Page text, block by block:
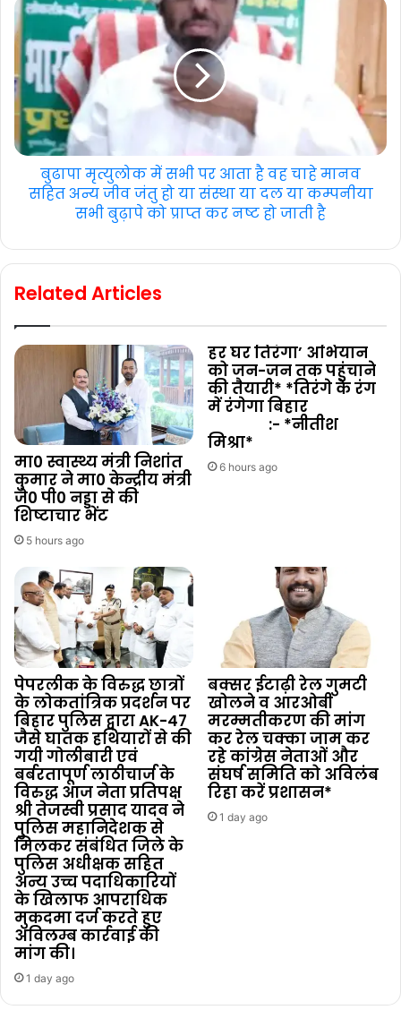
बुढापा मृत्युलोक में सभी पर आता है वह चाहे मानव
सहित अन्य जीव जंतु हो या संस्था या दल या कम्पनीया
सभी बुढ़ापे को प्राप्त कर नष्ट हो जाती है
Related Articles
मा0 स्वास्थ्य मंत्री निशांत
कुमार ने मा0 केन्द्रीय मंत्री
जे0 पी0 नड्डा से की
शिष्टाचार भेंट
5 hours ago
हर घर तिरंगा’ अभियान
को जन-जन तक पहुंचाने
की तैयारी* *तिरंगे के रंग
में रंगेगा बिहार
:- *नीतीश
मिश्रा*
6 hours ago
पेपरलीक के विरुद्ध छात्रों
के लोकतांत्रिक प्रदर्शन पर
बिहार पुलिस द्वारा AK-47
जैसे घातक हथियारों से की
गयी गोलीबारी एवं
बर्बरतापूर्ण लाठीचार्ज के
विरुद्ध आज नेता प्रतिपक्ष
श्री तेजस्वी प्रसाद यादव ने
पुलिस महानिदेशक से
मिलकर संबंधित जिले के
पुलिस अधीक्षक सहित
अन्य उच्च पदाधिकारियों
के खिलाफ आपराधिक
मुकदमा दर्ज करते हुए
अविलम्ब कार्रवाई की
मांग की।
1 day ago
बक्सर ईटाढ़ी रेल गुमटी
खोलने व आरओबी
मरम्मतीकरण की मांग
कर रेल चक्का जाम कर
रहे कांग्रेस नेताओं और
संघर्ष समिति को अविलंब
रिहा करें प्रशासन*
1 day ago